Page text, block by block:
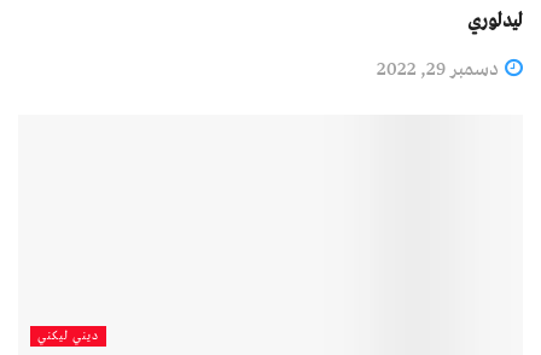
لیدلوري
دسمبر 29, 2022
دیني لیکني